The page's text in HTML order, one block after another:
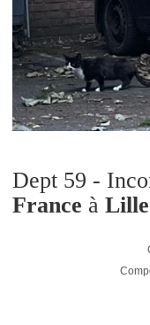
Dept 59 -
France à Lille